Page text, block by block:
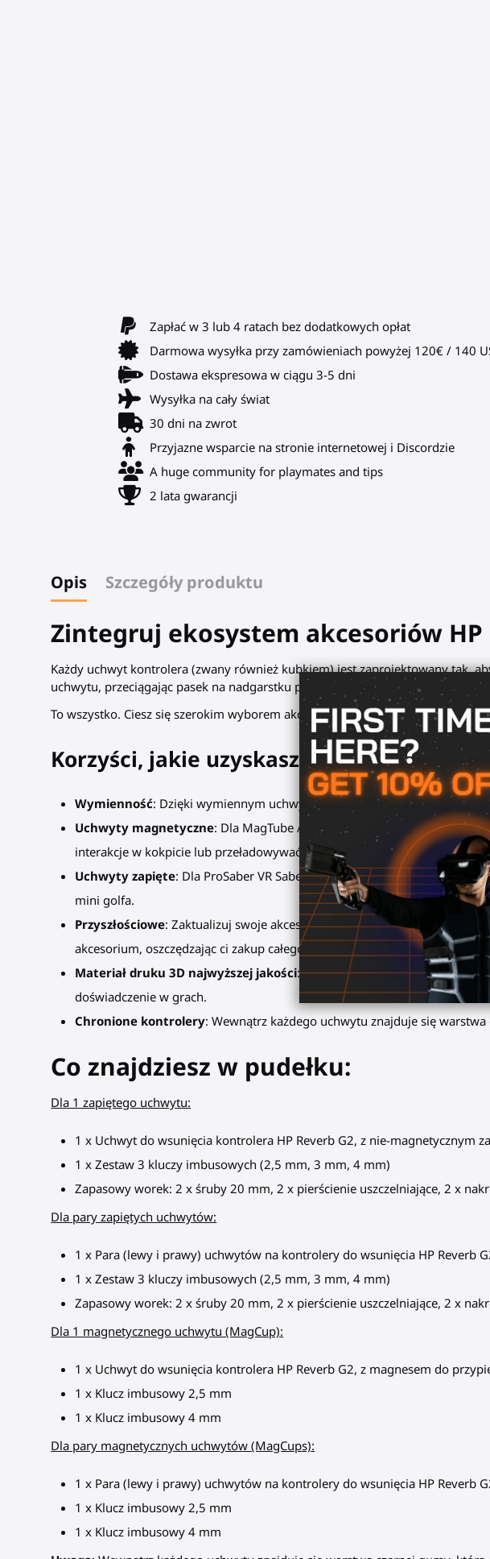
Zapłać w 3 lub 4 ratach bez dodatkowych opłat
Darmowa wysyłka przy zamówieniach powyżej 120€ / 140
Dostawa ekspresowa w ciągu 3-5 dni
Wysyłka na cały świat
30 dni na zwrot
Przyjazne wsparcie na stronie internetowej i Discordzie
A huge community for playmates and tips
2 lata gwarancji
Opis Szczegóły produktu
Zintegruj ekosystem akcesoriów HP
Każdy uchwyt kontrolera (zwany również kubkiem) jest zaprojektowany tak,
uchwytu, przeciągając pasek na nadgarstku przez otwór.
To wszystko. Ciesz się szerokim wyborem akcesoriów VR i baw się świetnie!
Korzyści, jakie uzyskasz dzięki uchwytom
Wymienność: Dzięki wymiennym uchwytom kontrolera dla naszych
Uchwyty magnetyczne: Dla MagTube / ForceTube / Starter VR
interakcje w kokpicie lub przeładowywać broń. Następnie,
Uchwyty zapięte: Dla ProSaber VR Saber, SWINGiT VR Golf Club.
mini golfa.
Przyszłościowe: Zaktualizuj swoje akcesorium wraz z nowym zestawem
akcesorium, oszczędzając ci zakup całego nowego.
Materiał druku 3D najwyższej jakości: Nasze uchwyty/kubki na
doświadczenie w grach.
Chronione kontrolery: Wewnątrz każdego uchwytu znajduje się
Co znajdziesz w pudełku:
Dla 1 zapiętego uchwytu:
1 x Uchwyt do wsunięcia kontrolera HP Reverb G2, z nie-magnetycznym
1 x Zestaw 3 kluczy imbusowych (2,5 mm, 3 mm, 4 mm)
Zapasowy worek: 2 x śruby 20 mm, 2 x pierścienie uszczelniające, 2 x
Dla pary zapiętych uchwytów:
1 x Para (lewy i prawy) uchwytów na kontrolery do wsunięcia HP Reverb
1 x Zestaw 3 kluczy imbusowych (2,5 mm, 3 mm, 4 mm)
Zapasowy worek: 2 x śruby 20 mm, 2 x pierścienie uszczelniające, 2 x
Dla 1 magnetycznego uchwytu (MagCup):
1 x Uchwyt do wsunięcia kontrolera HP Reverb G2, z magnesem do
1 x Klucz imbusowy 2,5 mm
1 x Klucz imbusowy 4 mm
Dla pary magnetycznych uchwytów (MagCups):
1 x Para (lewy i prawy) uchwytów na kontrolery do wsunięcia HP Reverb
1 x Klucz imbusowy 2,5 mm
1 x Klucz imbusowy 4 mm